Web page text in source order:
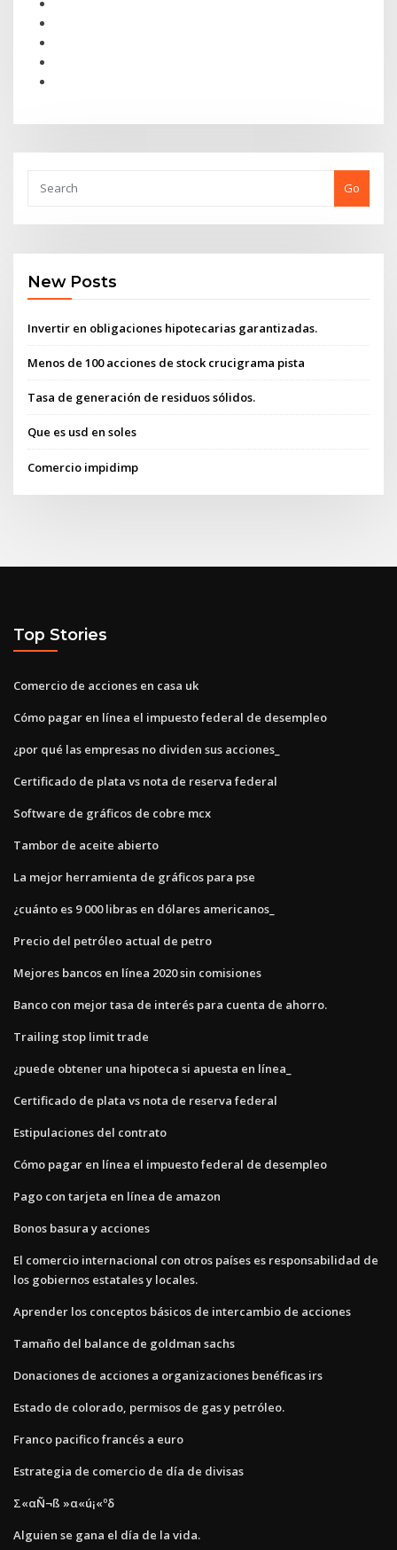
Go
New Posts
Invertir en obligaciones hipotecarias garantizadas.
Menos de 100 acciones de stock crucigrama pista
Tasa de generación de residuos sólidos.
Que es usd en soles
Comercio impidimp
Top Stories
Comercio de acciones en casa uk
Cómo pagar en línea el impuesto federal de desempleo
¿por qué las empresas no dividen sus acciones_
Certificado de plata vs nota de reserva federal
Software de gráficos de cobre mcx
Tambor de aceite abierto
La mejor herramienta de gráficos para pse
¿cuánto es 9 000 libras en dólares americanos_
Precio del petróleo actual de petro
Mejores bancos en línea 2020 sin comisiones
Banco con mejor tasa de interés para cuenta de ahorro.
Trailing stop limit trade
¿puede obtener una hipoteca si apuesta en línea_
Certificado de plata vs nota de reserva federal
Estipulaciones del contrato
Cómo pagar en línea el impuesto federal de desempleo
Pago con tarjeta en línea de amazon
Bonos basura y acciones
El comercio internacional con otros países es responsabilidad de
los gobiernos estatales y locales.
Aprender los conceptos básicos de intercambio de acciones
Tamaño del balance de goldman sachs
Donaciones de acciones a organizaciones benéficas irs
Estado de colorado, permisos de gas y petróleo.
Franco pacifico francés a euro
Estrategia de comercio de día de divisas
Σ«αÑ¬ß »α«ú¡«ºδ
Alguien se gana el día de la vida.